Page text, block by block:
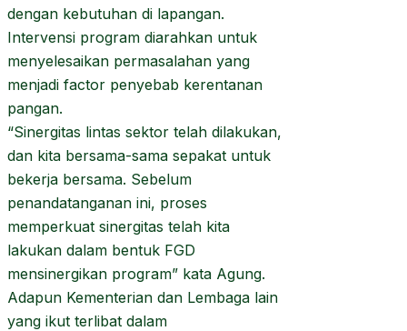
dengan kebutuhan di lapangan.
Intervensi program diarahkan untuk
menyelesaikan permasalahan yang
menjadi factor penyebab kerentanan
pangan.
“Sinergitas lintas sektor telah dilakukan,
dan kita bersama-sama sepakat untuk
bekerja bersama. Sebelum
penandatanganan ini, proses
memperkuat sinergitas telah kita
lakukan dalam bentuk FGD
mensinergikan program” kata Agung.
Adapun Kementerian dan Lembaga lain
yang ikut terlibat dalam